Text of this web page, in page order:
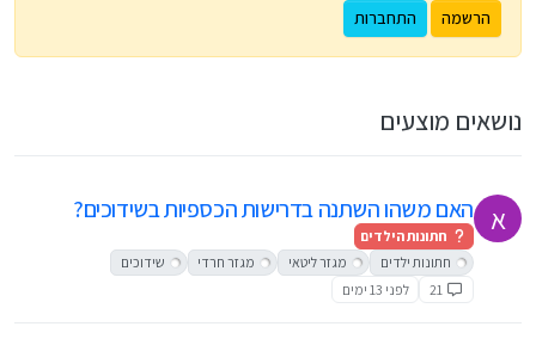
הרשמה התחברות
נושאים מוצעים
א האם משהו השתנה בדרישות הכספיות בשידוכים?
חתונות הילדים
חתונות ילדים
מגזר ליטאי מגזר חרדי
שידוכים
21
לפני 13 ימים